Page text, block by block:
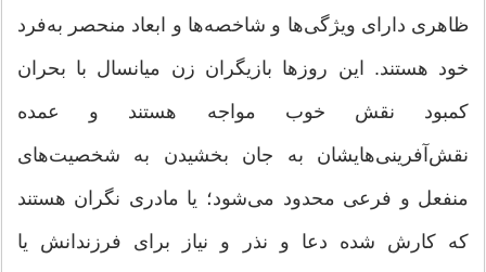
ظاهری دارای ویژگی‌ها و شاخصه‌ها و ابعاد منحصر به‌فرد
خود هستند. این روزها بازیگران زن میانسال با بحران
کمبود نقش خوب مواجه هستند و عمده
نقش‌آفرینی‌هایشان به جان بخشیدن به شخصیت‌های
منفعل و فرعی محدود می‌شود؛ یا مادری نگران هستند
که کارش شده دعا و نذر و نیاز برای فرزندانش یا